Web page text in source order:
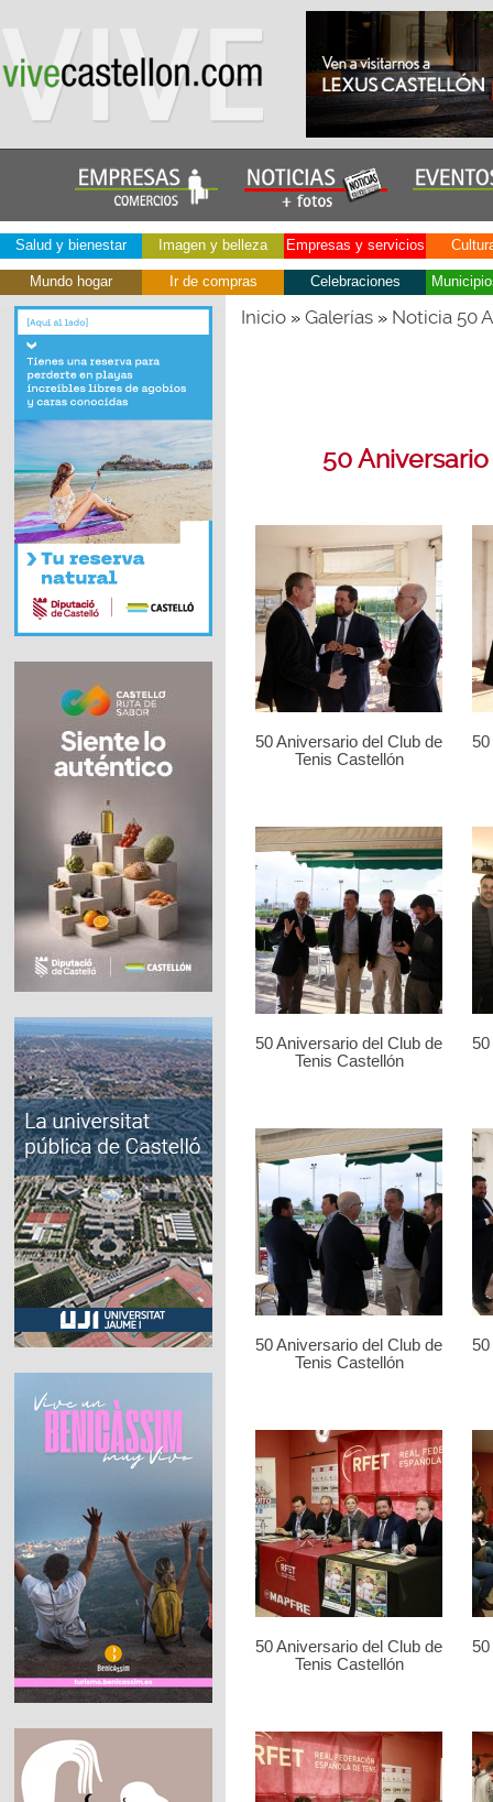
Salud y bienestar Imagen y belleza Empresas y servicios
Mundo hogar Ir de compras Celebraciones
Inicio» Galerías» Noticia 50
50
50 Aniversario del Club de
Tenis Castellón
50 Aniversario del Club de
Tenis Castellón
50 Aniversario del Club de
Tenis Castellón
50 Aniversario del Club de
Tenis Castellón